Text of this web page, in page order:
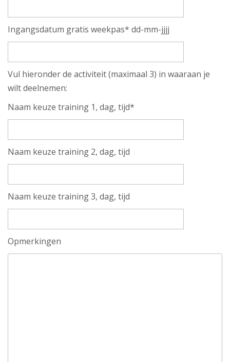
Ingangsdatum gratis weekpas* dd-mm-jjjj
Vul hieronder de activiteit (maximaal 3) in waaraan je
wilt deelnemen:
Naam keuze training 1, dag, tijd*
Naam keuze training 2, dag, tijd
Naam keuze training 3, dag, tijd
Opmerkingen